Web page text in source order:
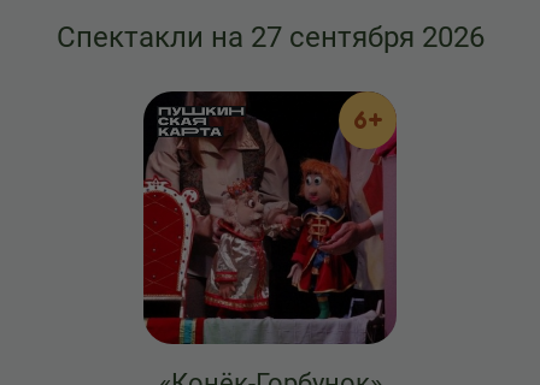
Спектакли на 27 сентября 2026
6+